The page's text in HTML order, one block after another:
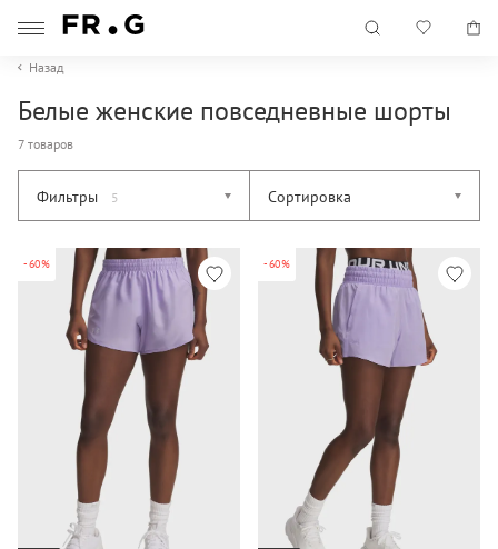
Назад
Белые женские повседневные шорты
7 товаров
Фильтры 5 Сортировка
-60% -60%